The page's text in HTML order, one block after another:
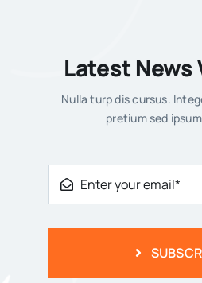
Anunturi,Informatii
invatamant
ȘCOLAR 2026-
Latest News
Nulla turp dis cursus.
pretium sed